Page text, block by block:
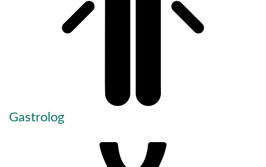
Gastrolog